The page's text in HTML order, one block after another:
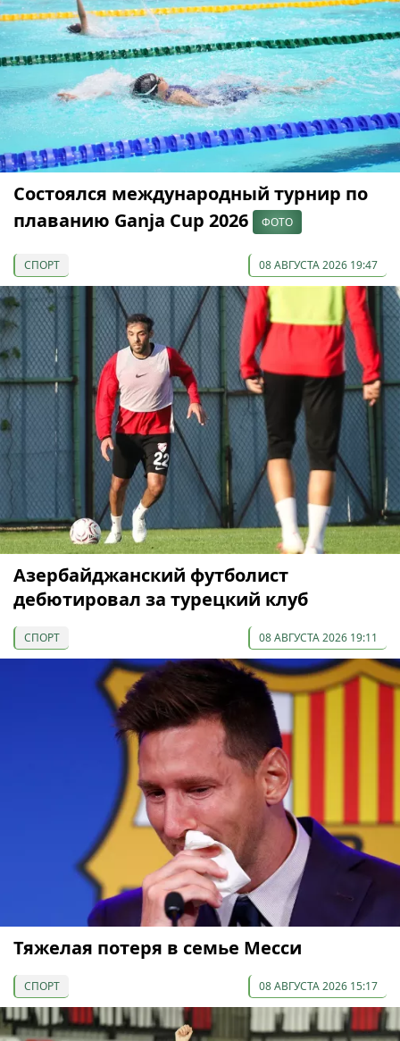
Состоялся международный турнир по
плаванию Ganja Cup 2026
ФОТО
СПОРТ 08 АВГУСТА 2026 19:47
Азербайджанский футболист
дебютировал за турецкий клуб
СПОРТ 08 АВГУСТА 2026 19:11
Тяжелая потеря в семье Месси
СПОРТ 08 АВГУСТА 2026 15:17